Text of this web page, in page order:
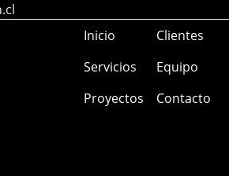
Inicio
Servicios
Proyectos
Clientes
Equipo
Contacto